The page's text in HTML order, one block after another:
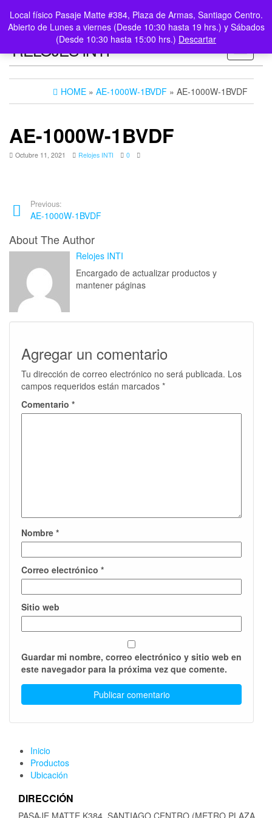
Local físico Pasaje Matte #384, Plaza de Armas, Santiago Centro.
Abierto de Lunes a viernes (Desde 10:30 hasta 19 hrs.) y Sábados
(Desde 10:30 hasta 15:00 hrs.) Descartar
LOGIN /
REGISTER
0
$0
Toggle
RELOJES INTI
HOME » AE-1000W-1BVDF » AE-1000W-1BVDF
AE-1000W-1BVDF
Octubre 11, 2021 Relojes INTI 0
Previous:
AE-1000W-1BVDF
About The Author
Relojes INTI
Encargado de actualizar productos y
mantener páginas
Agregar un comentario
Tu dirección de correo electrónico no será publicada. Los
campos requeridos están marcados *
Comentario *
Nombre *
Correo electrónico *
Sitio web
Guardar mi nombre, correo electrónico y sitio web en
este navegador para la próxima vez que comente.
Inicio
Productos
Ubicación
DIRECCIÓN
PASAJE MATTE K384, SANTIAGO CENTRO (METRO PLAZA